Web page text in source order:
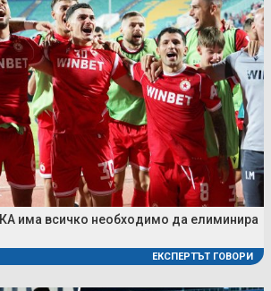
има всичко необходимо да елиминира
ЕКСПЕРТЪТ ГОВОРИ